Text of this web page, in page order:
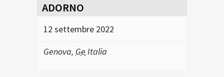
ADORNO
12 settembre 2022
Genova, Ge Italia